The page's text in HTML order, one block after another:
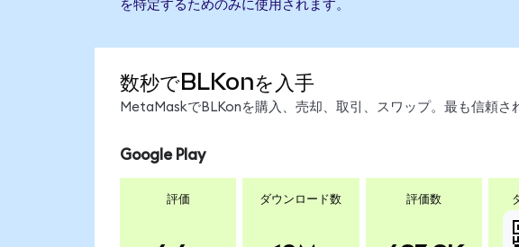
を特定するためのみに使用されます。
数秒でBLKonを入手
MetaMaskでBLKonを購入、売却、取引、スワップ。最も信頼さ
Google Play
評価 ダウンロード数 評価数